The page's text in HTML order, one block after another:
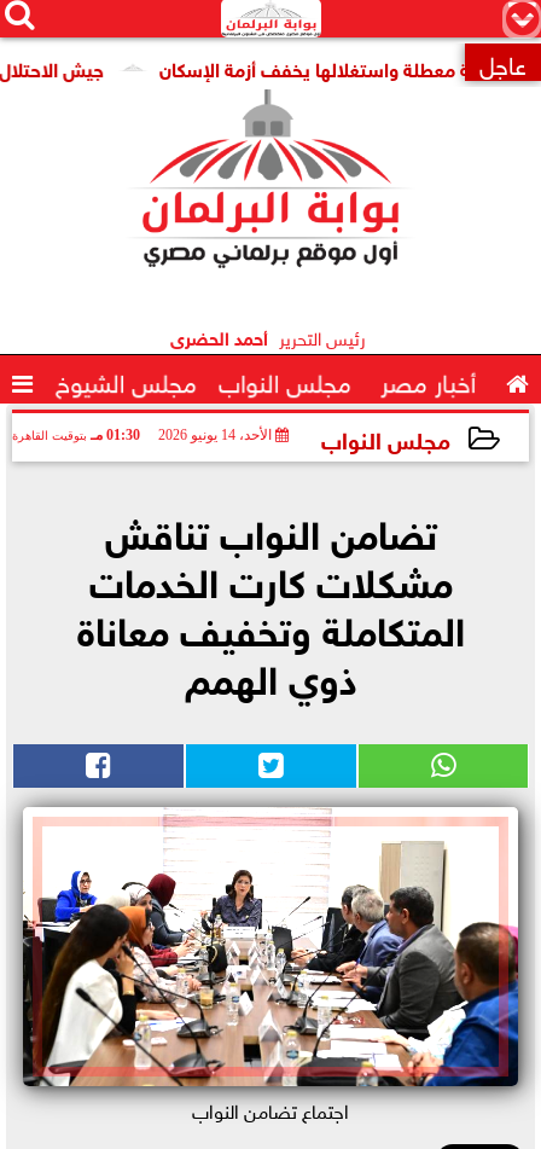
×


 عاجل جيش الاحتلال: مقتل جنديين معطلة واستغلالها يخفف أزمة الإسكان
رئيس التحرير أحمد الحضرى
 أخبار مصر مجلس النواب مجلس الشيوخ 
مجلس النواب الأحد، 14 يونيو 2026 01:30 مـ بتوقيت القاهرة
تضامن النواب تناقش
مشكلات كارت الخدمات
المتكاملة وتخفيف معاناة
ذوي الهمم
اجتماع تضامن النواب